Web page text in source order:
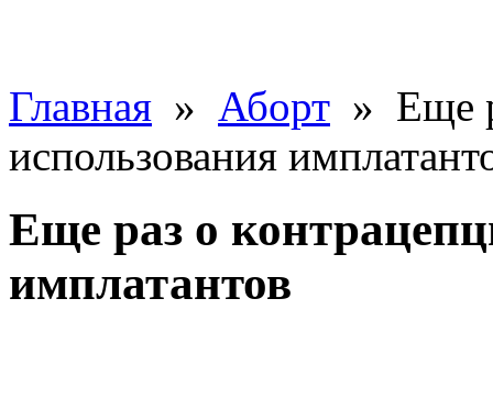
Главная » Аборт » Еще
использования
Еще раз о
имплатантов